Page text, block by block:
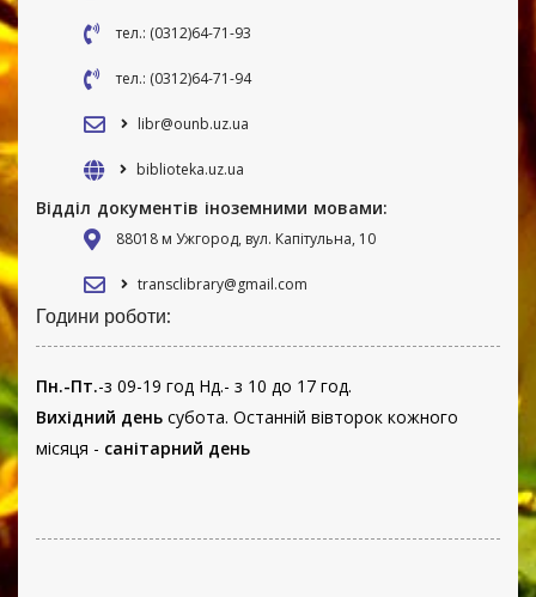
тел.: (0312)64-71-93
тел.: (0312)64-71-94
libr@ounb.uz.ua
biblioteka.uz.ua
Відділ документів іноземними мовами:
88018 м Ужгород, вул. Капітульна, 10
transclibrary@gmail.com
Години роботи:
Пн.-Пт.-з 09-19 год Нд.- з 10 до 17 год.
Вихідний день субота. Останній вівторок кожного
місяця - санітарний день